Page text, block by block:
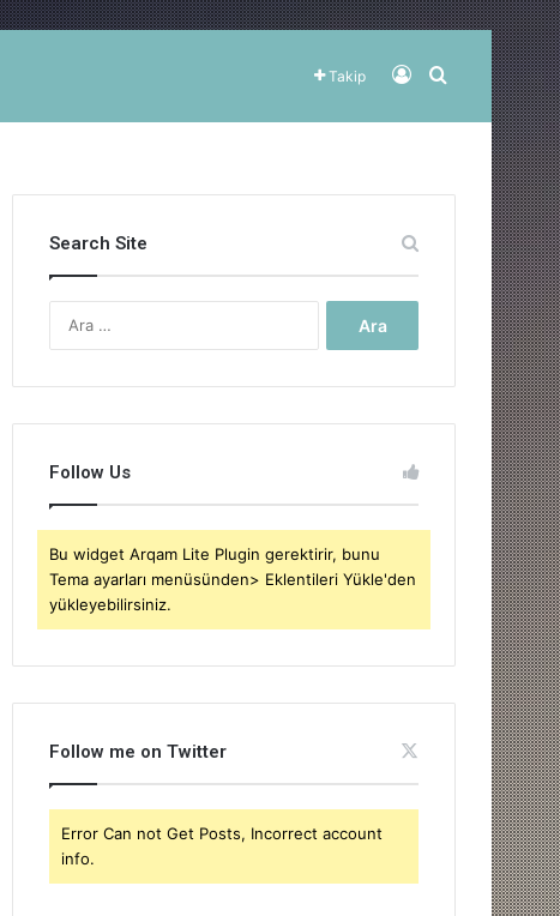
Takip Kayıt OlArama yap
Search Site
Follow Us
Bu widget Arqam Lite Plugin gerektirir, bunu
Tema ayarları menüsünden> Eklentileri Yükle'den
yükleyebilirsiniz.
Follow me on Twitter
Error Can not Get Posts, Incorrect account
info.